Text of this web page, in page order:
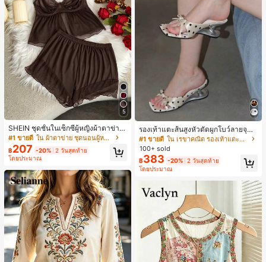
5
SHEIN ชุดชั้นในเซ็กซี่ผู้หญิงผ้าตาข่าย
มีโครงคัพบาง
#1 ขายดี ใน ผ้าตาข่าย ชุดนอนผู้หญิง
฿207 -20% 2 วันสุดท้าย
โดยประมาณ
รองเท้าแตะส้นสูงหัวตัดผูกโบว์ลายจุดส
ายเดี่ยวส้นไม่สมมาตรสำหรับผู้หญิง, รอ
งเท้าแตะส้นสูงหนังเทียมสีขาวหรูหรา
สำหรับฤดูร้อน
#1 ขายดี
ใน เรขาคณิต รองเท้าแตะส้นสูงผู้หญิง
100+ sold
฿383 -20% 2 วันสุดท้าย
โดยประมาณ